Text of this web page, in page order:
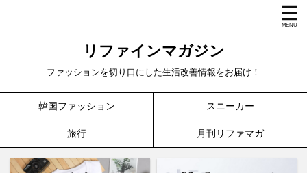
リファインマガジン
ファッションを切り口にした生活改善情報をお届け！
韓国ファッション スニーカー
旅行 月刊リファマガ